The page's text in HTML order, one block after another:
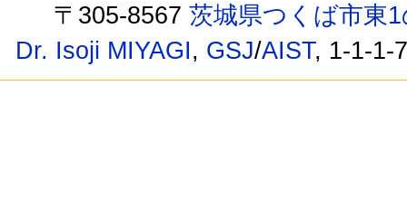
〒305-8567茨城県つくば市東
Dr. Isoji MIYAGI, GSJ/AIST, 1-1-1-